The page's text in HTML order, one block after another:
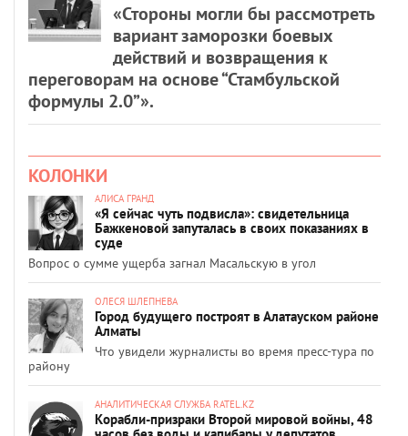
«Стороны могли бы рассмотреть
вариант заморозки боевых
действий и возвращения к
переговорам на основе “Стамбульской
формулы 2.0”».
КОЛОНКИ
АЛИСА ГРАНД
«Я сейчас чуть подвисла»: свидетельница
Бажкеновой запуталась в своих показаниях в
суде
Вопрос о сумме ущерба загнал Масальскую в угол
ОЛЕСЯ ШЛЕПНЕВА
Город будущего построят в Алатауском районе
Алматы
Что увидели журналисты во время пресс-тура по
району
АНАЛИТИЧЕСКАЯ СЛУЖБА RATEL.KZ
Корабли-призраки Второй мировой войны, 48